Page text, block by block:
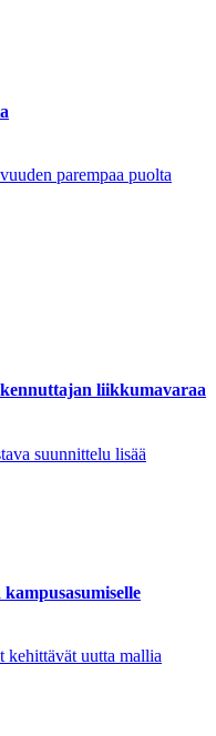
parempaa puolta
liikkumavaraa
suunnittelu lisää
uutta mallia